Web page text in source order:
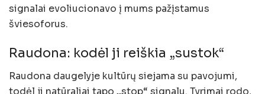
signalai evoliucionavo į mums pažįstamus
šviesoforus.
Raudona: kodėl ji reiškia „sustok“
Raudona daugelyje kultūrų siejama su pavojumi,
todėl ji natūraliai tapo „stop“ signalu. Tyrimai rodo,